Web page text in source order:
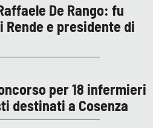
De Rango: fu
e presidente di
per 18 infermieri
destinati a Cosenza